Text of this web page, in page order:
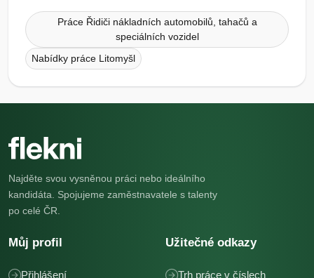
Práce Řidiči nákladních automobilů, tahačů a
speciálních vozidel
Nabídky práce Litomyšl
Najděte svou vysněnou práci nebo ideálního
kandidáta. Spojujeme zaměstnavatele s talenty
po celé ČR.
Můj profil
Přihlášení
Užitečné odkazy
Trh práce v číslech